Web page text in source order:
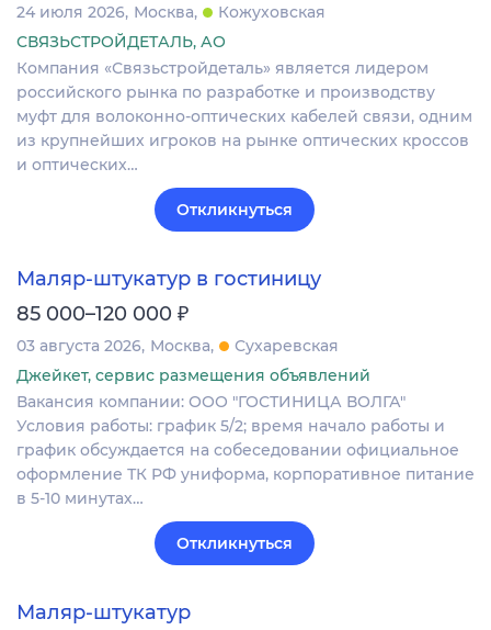
24 июля 2026 Москва
Кожуховская
СВЯЗЬСТРОЙДЕТАЛЬ, АО
Компания «Связьстройдеталь» является лидером
российского рынка по разработке и производству
муфт для волоконно-оптических кабелей связи, одним
из крупнейших игроков на рынке оптических кроссов
и оптических…
Откликнуться
Маляр-штукатур в гостиницу
85 000–120 000 ₽
03 августа 2026 Москва
Сухаревская
Джейкет, сервис размещения объявлений
Вакансия компании: ООО "ГОСТИНИЦА ВОЛГА"
Условия работы: график 5/2; время начало работы и
график обсуждается на собеседовании официальное
оформление ТК РФ униформа, корпоративное питание
в 5-10 минутах…
Откликнуться
Маляр-штукатур